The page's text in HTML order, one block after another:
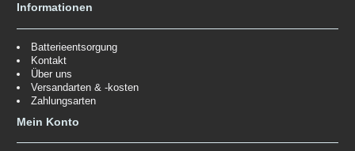
Informationen
Batterieentsorgung
Kontakt
Über uns
Versandarten & -kosten
Zahlungsarten
Mein Konto